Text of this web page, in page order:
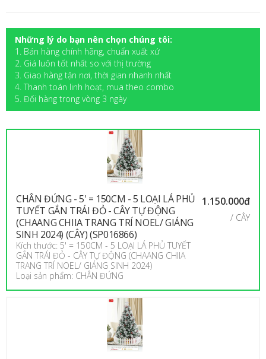
Những lý do bạn nên chọn chúng tôi:
1. Bán hàng chính hãng, chuẩn xuất xứ
2. Giá luôn tốt nhất so với thị trường
3. Giao hàng tận nơi, thời gian nhanh nhất
4. Thanh toán linh hoạt, mua theo combo
5. Đối hàng trong vòng 3 ngày
CHÂN ĐỨNG - 5' = 150CM - 5 LOẠI LÁ PHỦ
TUYẾT GẮN TRÁI ĐỎ - CÂY TỰ ĐỘNG
(CHAANG CHIIA TRANG TRÍ NOEL/ GIÁNG
SINH 2024) (CÂY) (SP016866)
Kích thước: 5' = 150CM - 5 LOẠI LÁ PHỦ TUYẾT
GẮN TRÁI ĐỎ - CÂY TỰ ĐỘNG (CHAANG CHIIA
TRANG TRÍ NOEL/ GIÁNG SINH 2024)
Loại sản phẩm: CHÂN ĐỨNG
1.150.000đ
/ CÂY